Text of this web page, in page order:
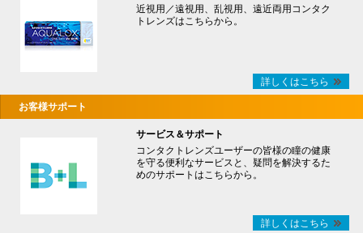
近視用／遠視用、乱視用、遠近両用コンタク
トレンズはこちらから。
詳しくはこちら
お客様サポート
サービス＆サポート
コンタクトレンズユーザーの皆様の瞳の健康
を守る便利なサービスと、疑問を解決するた
めのサポートはこちらから。
詳しくはこちら